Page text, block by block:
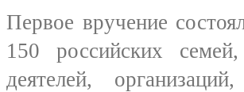
Первое вручение
150 российских
деятелей,